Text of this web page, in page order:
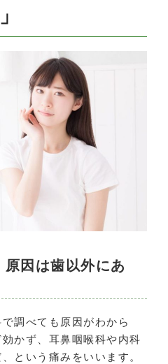
因は歯以外にあ
調べても原因がわから
かず、耳鼻咽喉科や内科
という痛みをいいます。